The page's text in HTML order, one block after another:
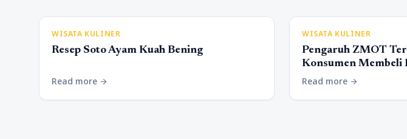
WISATA KULINER
Resep Soto Ayam Kuah Bening
Read more arrow_forward
WISATA KULINER
Pengaruh ZMOT
Konsumen Membeli
Read more arrow_forward